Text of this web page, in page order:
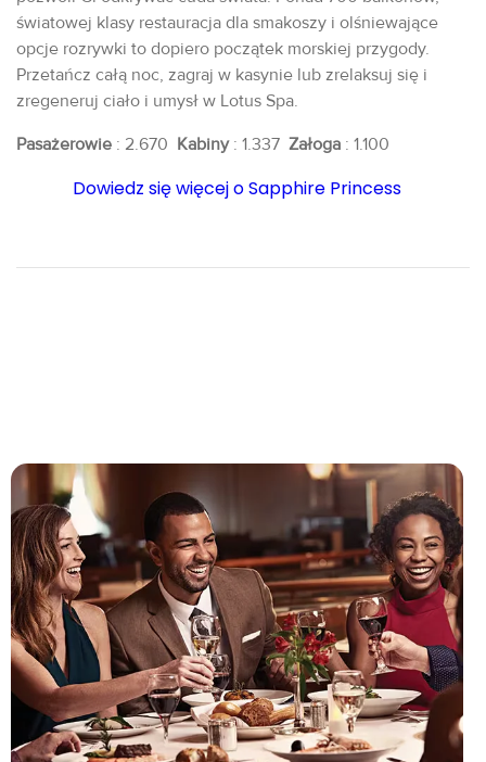
światowej klasy restauracja dla smakoszy i olśniewające
opcje rozrywki to dopiero początek morskiej przygody.
Przetańcz całą noc, zagraj w kasynie lub zrelaksuj się i
zregeneruj ciało i umysł w Lotus Spa.
Pasażerowie : 2.670 Kabiny: 1.337 Załoga : 1.100
Dowiedz się więcej o Sapphire Princess